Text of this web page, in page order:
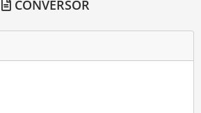
CONVERSOR